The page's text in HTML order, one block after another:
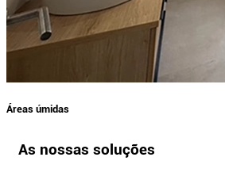
Áreas úmidas
As nossas soluções